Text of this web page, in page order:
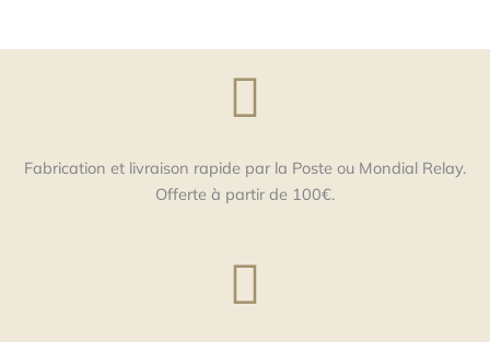
Fabrication et livraison rapide par la Poste ou Mondial Relay.
Offerte à partir de 100€.